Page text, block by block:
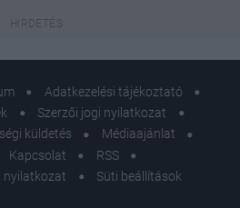
Adatkezelési tájékoztató
Szerzői jogi nyilatkozat
küldetés
Médiaajánlat
Kapcsolat
RSS
nyilatkozat
Süti beállítások